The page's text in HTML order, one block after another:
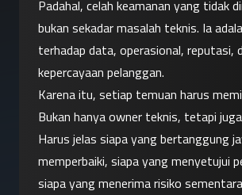
Padahal, celah keamanan yang tidak
bukan sekadar masalah teknis. Ia
terhadap data, operasional, reputasi,
kepercayaan pelanggan.
Karena itu, setiap temuan harus
Bukan hanya owner teknis, tetapi
Harus jelas siapa yang bertanggung
memperbaiki, siapa yang menyetujui
siapa yang menerima risiko